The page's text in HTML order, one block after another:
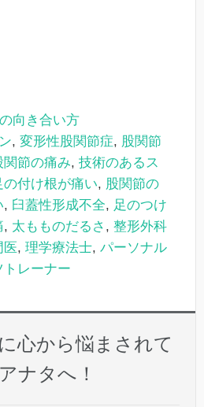
向き合い方
, 変形性股関節症, 股関節
関節の痛み, 技術のあるス
の付け根が痛い, 股関節の
, 臼蓋性形成不全, 足のつけ
, 太もものだるさ , 整形外科
医, 理学療法士, パーソナル
トレーナー
心から悩まされて
ナタへ！